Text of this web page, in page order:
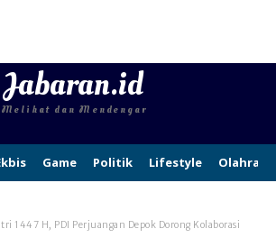
Jabaran.id
Melihat dan Mendengar
Game Politik Lifestyle Olahraga
1447 H, PDI Perjuangan Depok Dorong Kolaborasi